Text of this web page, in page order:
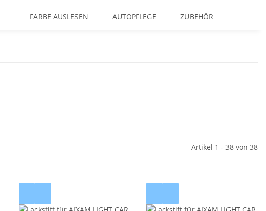
FARBE AUSLESEN AUTOPFLEGE ZUBEHÖR
Artikel 1 - 38 von 38